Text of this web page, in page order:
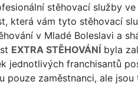
stěhovací služby
která vám tyto stěhovací
v Mladé Boleslavi a
EXTRA STĚHOVÁNÍbyla
jednotlivých franchisantů
pouze zaměstnanci, ale